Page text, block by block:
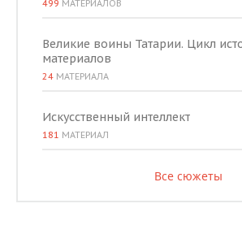
499 МАТЕРИАЛОВ
Великие воины Татарии. Цикл
материалов
24 МАТЕРИАЛА
Искусственный интеллект
181 МАТЕРИАЛ
Все сюжеты